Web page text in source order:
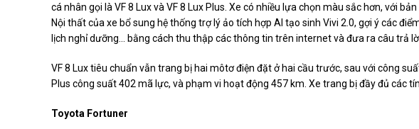
cá nhân gọi là VF 8 Lux và VF 8 Lux Plus. Xe có nhiều lựa chọn màu sắc hơn, với
Nội thất của xe bổ sung hệ thống trợ lý ảo tích hợp AI tạo sinh Vivi 2.0, gợi ý các
lịch nghỉ dưỡng... bằng cách thu thập các thông tin trên internet và đưa ra câu trả
VF 8 Lux tiêu chuẩn vẫn trang bị hai môtơ điện đặt ở hai cầu trước, sau với công
Plus công suất 402 mã lực, và phạm vi hoạt động 457 km. Xe trang bị đầy đủ các
Toyota Fortuner